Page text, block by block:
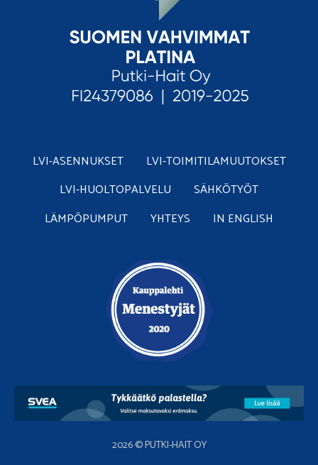
LVI-ASENNUKSET
LVI-TOIMITILAMUUTOKSET
LVI-HUOLTOPALVELU
SÄHKÖTYÖT
LÄMPÖPUMPUT
YHTEYS IN ENGLISH
2026 © PUTKI-HAIT OY